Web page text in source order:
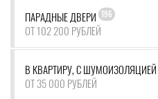
ПАРАДНЫЕ ДВЕРИ 196
ОТ 102 200 РУБЛЕЙ
В КВАРТИРУ, С ШУМОИЗОЛЯЦИЕЙ
ОТ 35 000 РУБЛЕЙ